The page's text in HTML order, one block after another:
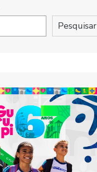
Pesquisar